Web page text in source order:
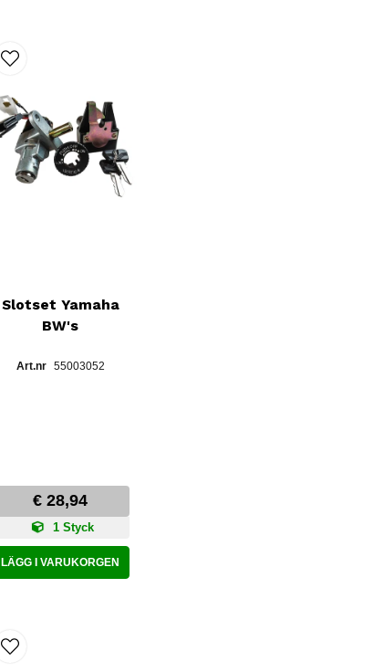
Slotset Yamaha
BW's
55003052
€ 28,94
1 Styck
LÄGG I VARUKORGEN